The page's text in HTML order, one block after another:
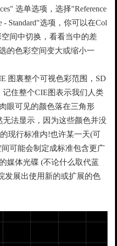
选单选项，选择"Reference
- Standard"选项，你可以在Col
间中切换，看看当中的差
的色彩空间变大或缩小一
图裏整个可视色彩范围，SD
住整个CIE图表示我们人类
眼可见的颜色落在三角形
法显示，因为这些颜色并没
现行标准内!也许某一天(可
可能会制定成标准包含更广
媒体光碟 (不论什么取代蓝
发展出使用新的或扩展的色